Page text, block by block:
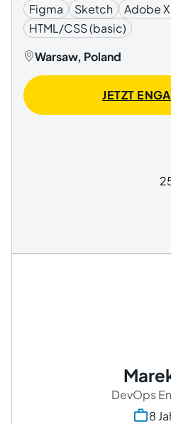
Figma Sketch Adobe
HTML/CSS (basic)
Warsaw, Poland
JETZT
DevOps
8